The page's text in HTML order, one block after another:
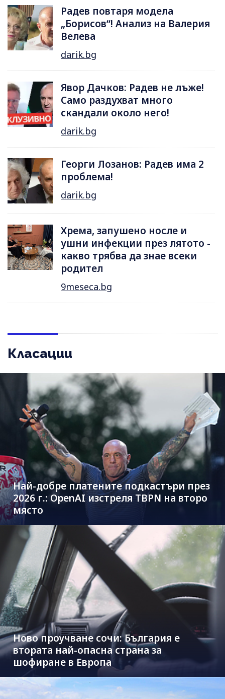
Радев повтаря модела
„Борисов“! Анализ на Валерия
Велева
darik.bg
Явор Дачков: Радев не лъже!
Само раздухват много
скандали около него!
darik.bg
Георги Лозанов: Радев има 2
проблема!
darik.bg
Хрема, запушено носле и
ушни инфекции през лятотo -
какво трябва да знае всеки
родител
9meseca.bg
Класации
Най-добре платените подкастъри през
2026 г.: OpenAI изстреля TBPN на второ
място
Ново проучване сочи: България е
втората най-опасна страна за
шофиране в Европа